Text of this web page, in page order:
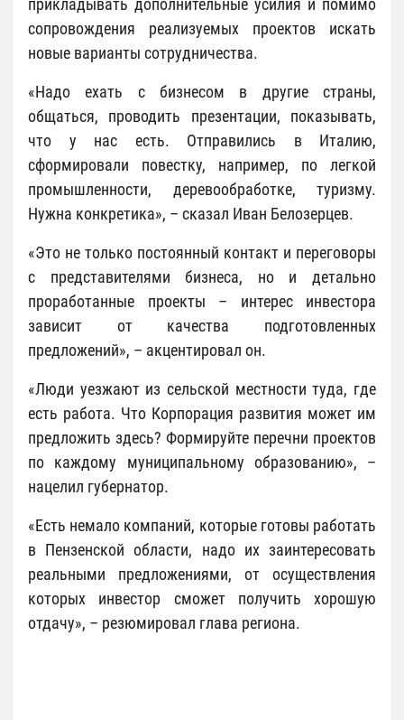
прикладывать дополнительные усилия и помимо
сопровождения реализуемых проектов искать
новые варианты сотрудничества.
«Надо ехать с бизнесом в другие страны,
общаться, проводить презентации, показывать,
что у нас есть. Отправились в Италию,
сформировали повестку, например, по легкой
промышленности, деревообработке, туризму.
Нужна конкретика», – сказал Иван Белозерцев.
«Это не только постоянный контакт и переговоры
с представителями бизнеса, но и детально
проработанные проекты – интерес инвестора
зависит от качества подготовленных
предложений», – акцентировал он.
«Люди уезжают из сельской местности туда, где
есть работа. Что Корпорация развития может им
предложить здесь? Формируйте перечни проектов
по каждому муниципальному образованию», –
нацелил губернатор.
«Есть немало компаний, которые готовы работать
в Пензенской области, надо их заинтересовать
реальными предложениями, от осуществления
которых инвестор сможет получить хорошую
отдачу», – резюмировал глава региона.